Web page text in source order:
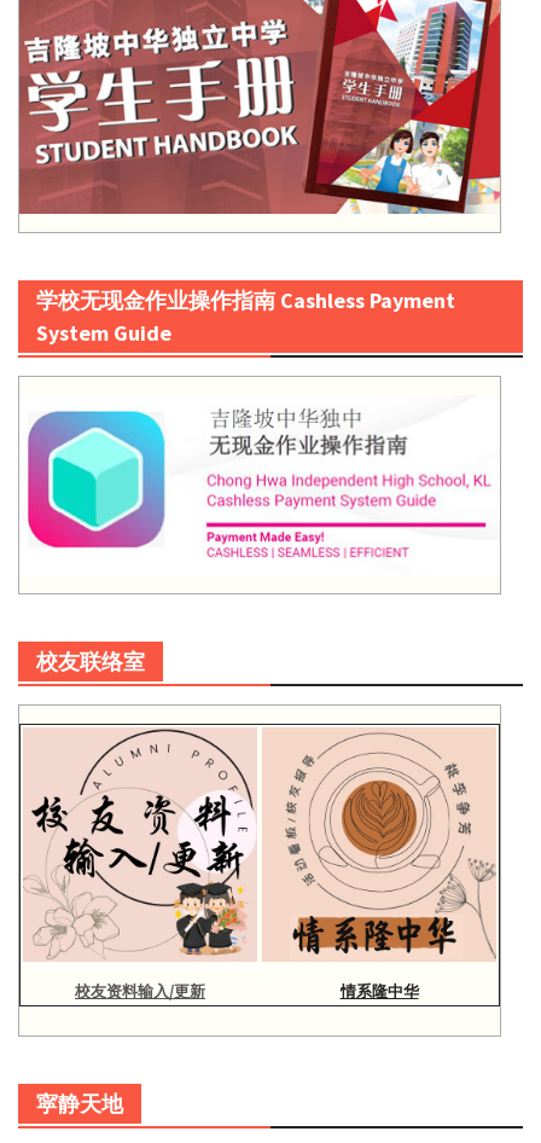
学校无现金作业操作指南 Cashless Payment
System Guide
校友联络室
校友资料输入/更新 情系隆中华
寜静天地